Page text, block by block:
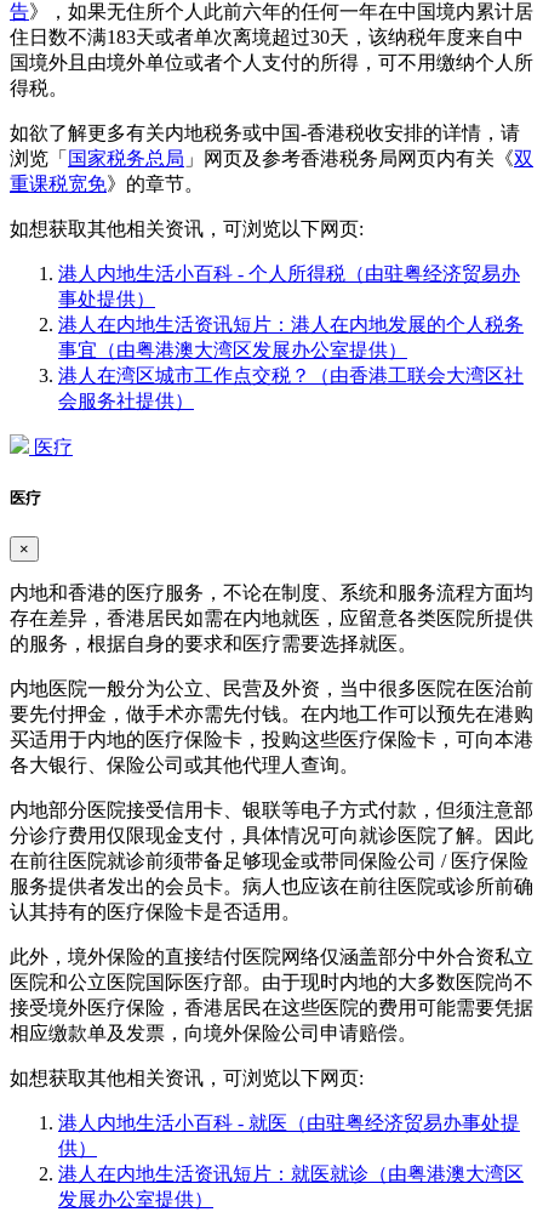
告》，如果无住所个人此前六年的任何一年在中国境内累计居
住日数不满183天或者单次离境超过30天，该纳税年度来自中
国境外且由境外单位或者个人支付的所得，可不用缴纳个人所
得税。
如欲了解更多有关内地税务或中国-香港税收安排的详情，请
浏览「 国家税务总局 」网页及参考香港税务局网页内有关《双
重课税宽免》的章节。
如想获取其他相关资讯，可浏览以下网页:
港人内地生活小百科 - 个人所得税（由驻粤经济贸易办
事处提供）
港人在内地生活资讯短片：港人在内地发展的个人税务
事宜（由粤港澳大湾区发展办公室提供）
港人在湾区城市工作点交税？（由香港工联会大湾区社
会服务社提供）
医疗
医疗
×
内地和香港的医疗服务，不论在制度、系统和服务流程方面均
存在差异，香港居民如需在内地就医，应留意各类医院所提供
的服务，根据自身的要求和医疗需要选择就医。
内地医院一般分为公立、民营及外资，当中很多医院在医治前
要先付押金，做手术亦需先付钱。在内地工作可以预先在港购
买适用于内地的医疗保险卡，投购这些医疗保险卡，可向本港
各大银行、保险公司或其他代理人查询。
内地部分医院接受信用卡、银联等电子方式付款，但须注意部
分诊疗费用仅限现金支付，具体情况可向就诊医院了解。因此
在前往医院就诊前须带备足够现金或带同保险公司 / 医疗保险
服务提供者发出的会员卡。病人也应该在前往医院或诊所前确
认其持有的医疗保险卡是否适用。
此外，境外保险的直接结付医院网络仅涵盖部分中外合资私立
医院和公立医院国际医疗部。由于现时内地的大多数医院尚不
接受境外医疗保险，香港居民在这些医院的费用可能需要凭据
相应缴款单及发票，向境外保险公司申请赔偿。
如想获取其他相关资讯，可浏览以下网页:
港人内地生活小百科 - 就医（由驻粤经济贸易办事处提
供）
港人在内地生活资讯短片：就医就诊（由粤港澳大湾区
发展办公室提供）